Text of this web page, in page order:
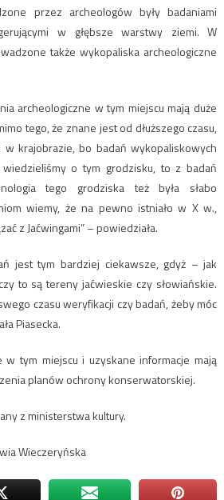
przez archeologów były badaniami
w głębsze warstwy ziemi. W
także wykopaliska archeologiczne
archeologiczne w tym miejscu mają duże
tego, że znane jest od dłuższego czasu,
krajobrazie, bo badań wykopaliskowych
o tym grodzisku, to z badań
tego grodziska też była słabo
wiemy, że na pewno istniało w X w.,
z Jaćwingami” – powiedziała.
jest tym bardziej ciekawsze, gdyż – jak
to są tereny jaćwieskie czy słowiańskie.
czasu weryfikacji czy badań, żeby móc
Piasecka.
tym miejscu i uzyskane informacje mają
planów ochrony konserwatorskiej.
z ministerstwa kultury.
Wieczeryńska